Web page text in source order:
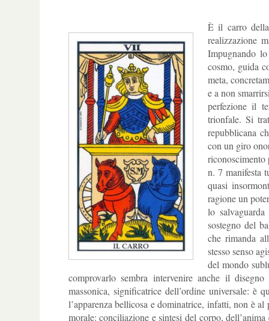
È il carro
realizzazione
Impugnando
cosmo, guida
meta,
e a non
perfezione il
trionfale. Si
repubblicana
con un giro
n. 7 manifesta
quasi
ragione un
lo
sostegno del
che rimanda
stesso senso
del mondo
comprovarlo sembra intervenire anche il
massonica, significatrice dell’ordine universale: è
l’apparenza bellicosa e dominatrice, infatti, non è
morale: conciliazione e sintesi del corpo,